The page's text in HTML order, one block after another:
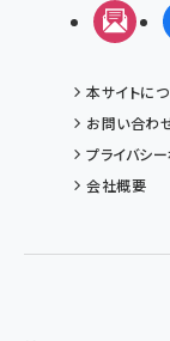
メ
本サイトに
お問い合わ
プライバシ
会社概要